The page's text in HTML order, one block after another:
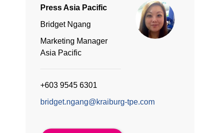
Press Asia Pacific
Bridget Ngang
Marketing Manager
Asia Pacific
+603 9545 6301
bridget.ngang@kraiburg-tpe.com